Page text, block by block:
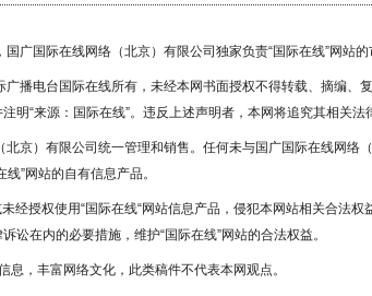
广国际在线网络（北京）有限公司独家负责“国际在线”网站的
播电台国际在线所有，未经本网书面授权不得转载、摘编、
“来源：国际在线”。违反上述声明者，本网将追究其相关法
京）有限公司统一管理和销售。任何未与国广国际在线网络
”网站的自有信息产品。
经授权使用“国际在线“网站信息产品，侵犯本网站相关合法
讼在内的必要措施，维护“国际在线”网站的合法权益。
，丰富网络文化，此类稿件不代表本网观点。